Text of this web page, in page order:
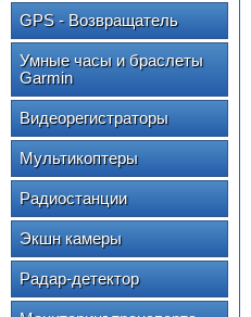
GPS - Возвращатель
Умные часы и браслеты
Garmin
Видеорегистраторы
Мультикоптеры
Радиостанции
Экшн камеры
Радар-детектор